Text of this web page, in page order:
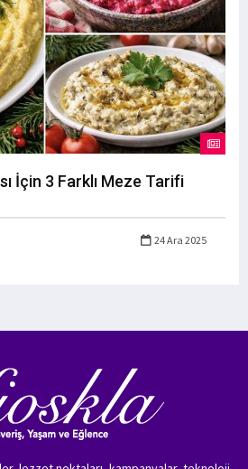
İçin 3 Farklı Meze Tarifi
24 Ara 2025